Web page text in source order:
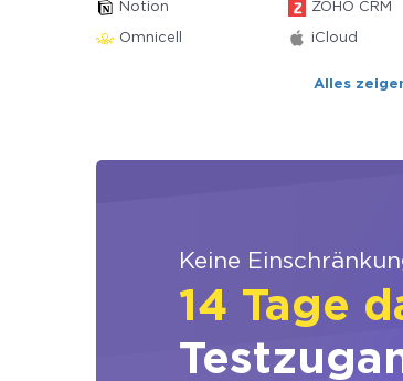
Notion ZOHO CRM
Omnicell iCloud
Alles
Keine
14 Tage